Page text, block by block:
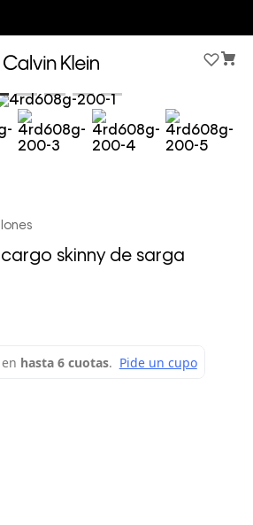
skinny de sarga